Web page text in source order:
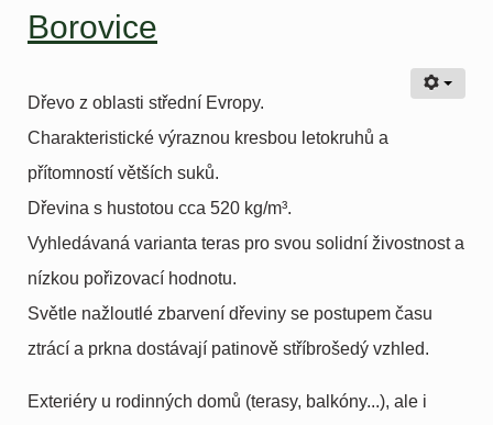
Borovice
Dřevo z oblasti střední Evropy.
Charakteristické výraznou kresbou letokruhů a
přítomností větších suků.
Dřevina s hustotou cca 520 kg/m³.
Vyhledávaná varianta teras pro svou solidní živostnost a
nízkou pořizovací hodnotu.
Světle nažloutlé zbarvení dřeviny se postupem času
ztrácí a prkna dostávají patinově stříbrošedý vzhled.
Exteriéry u rodinných domů (terasy, balkóny...), ale i